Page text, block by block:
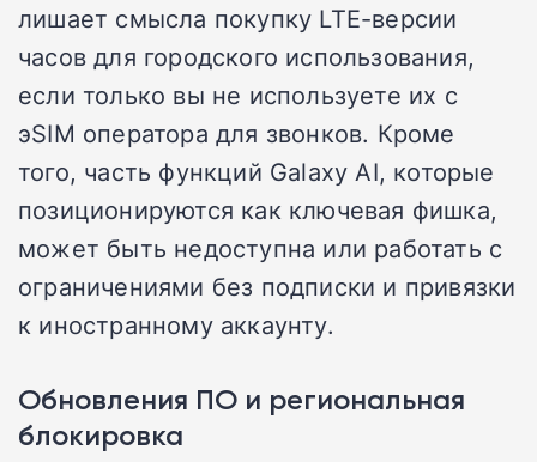
лишает смысла покупку LTE-версии
часов для городского использования,
если только вы не используете их с
эSIM оператора для звонков. Кроме
того, часть функций Galaxy AI, которые
позиционируются как ключевая фишка,
может быть недоступна или работать с
ограничениями без подписки и привязки
к иностранному аккаунту.
Обновления ПО и региональная
блокировка